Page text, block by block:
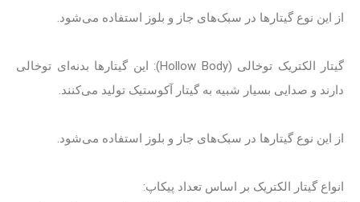
از این نوع گیتارها در سبک‌های جاز و بلوز استفاده می‌شود.
گیتار الکتریک توخالی (Hollow Body): این گیتارها بدنه‌ای توخالی
دارند و صدایی بسیار شبیه به گیتار آکوستیک تولید می‌کنند.
از این نوع گیتارها در سبک‌های جاز و بلوز استفاده می‌شود.
انواع گیتار الکتریک بر اساس تعداد پیکاپ: